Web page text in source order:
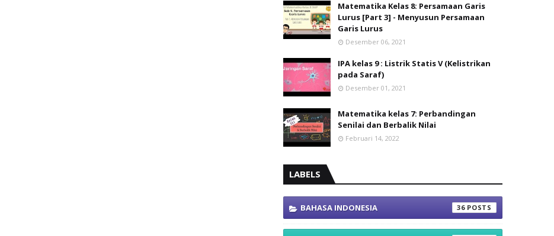
Matematika Kelas 8: Persamaan Garis
Lurus [Part 3] - Menyusun Persamaan
Garis Lurus
Desember 06, 2021
IPA kelas 9 : Listrik Statis V (Kelistrikan
pada Saraf)
Desember 01, 2021
Matematika kelas 7: Perbandingan
Senilai dan Berbalik Nilai
Februari 14, 2022
LABELS
BAHASA INDONESIA 36